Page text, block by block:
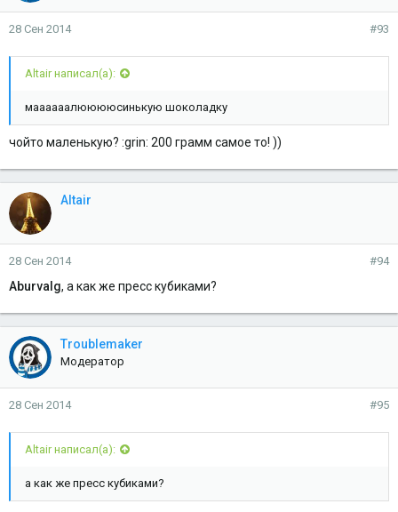
28 Сен 2014 #93
Altair написал(а):
маааааалююююсинькую шоколадку
чойто маленькую? :grin: 200 грамм самое то! ))
Altair
28 Сен 2014 #94
Aburvalg, а как же пресс кубиками?
Troublemaker
Модератор
28 Сен 2014 #95
Altair написал(а):
а как же пресс кубиками?